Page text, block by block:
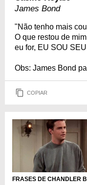
James Bond
"Não tenho mais
O que restou de
eu for, EU SOU
Obs: James Bond
COPIAR
FRASES DE CHANDLER